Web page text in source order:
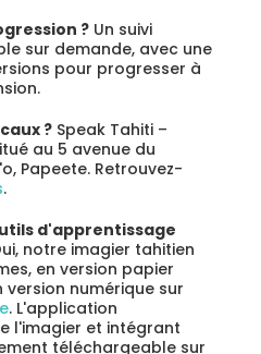
?Un suivi
sur demande, avec une
pour progresser à
?Speak Tahiti –
au 5 avenue du
Papeete. Retrouvez-
.
d'apprentissage
notre imagier tahitien
en version papier
numérique sur
. L'application
l'imagier et intégrant
téléchargeable sur